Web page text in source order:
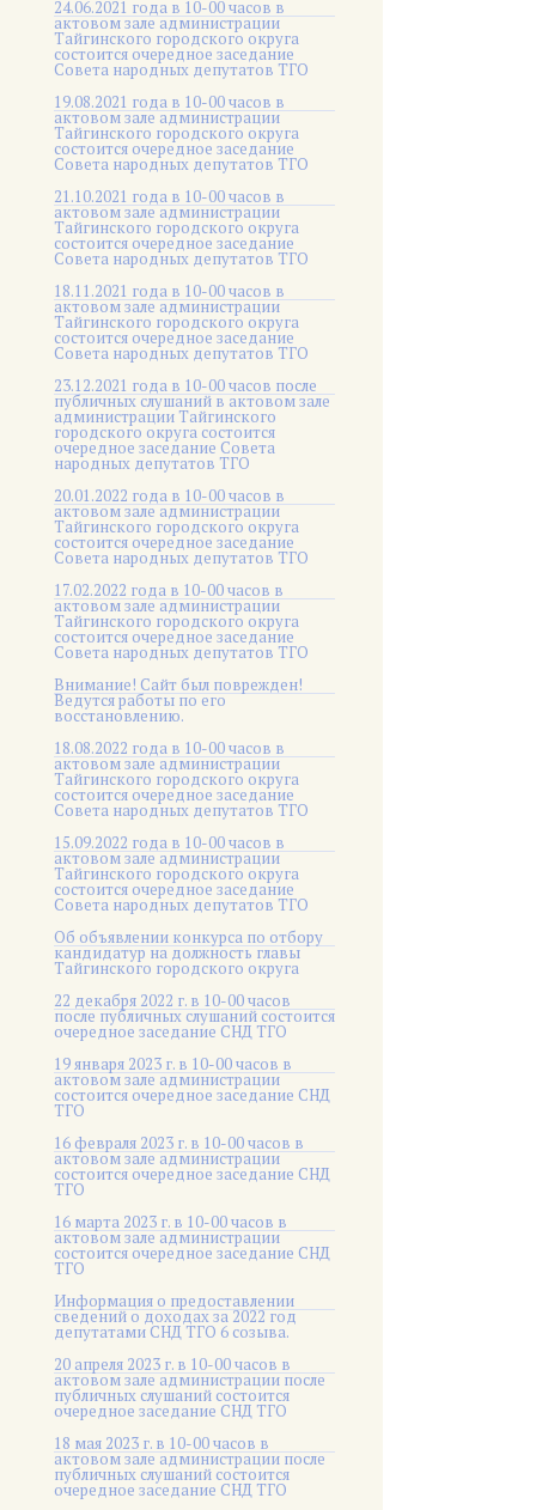
24.06.2021 года в 10-00 часов в
актовом зале администрации
Тайгинского городского округа
состоится очередное заседание
Совета народных депутатов ТГО
19.08.2021 года в 10-00 часов в
актовом зале администрации
Тайгинского городского округа
состоится очередное заседание
Совета народных депутатов ТГО
21.10.2021 года в 10-00 часов в
актовом зале администрации
Тайгинского городского округа
состоится очередное заседание
Совета народных депутатов ТГО
18.11.2021 года в 10-00 часов в
актовом зале администрации
Тайгинского городского округа
состоится очередное заседание
Совета народных депутатов ТГО
23.12.2021 года в 10-00 часов после
публичных слушаний в актовом зале
администрации Тайгинского
городского округа состоится
очередное заседание Совета
народных депутатов ТГО
20.01.2022 года в 10-00 часов в
актовом зале администрации
Тайгинского городского округа
состоится очередное заседание
Совета народных депутатов ТГО
17.02.2022 года в 10-00 часов в
актовом зале администрации
Тайгинского городского округа
состоится очередное заседание
Совета народных депутатов ТГО
Внимание! Сайт был поврежден!
Ведутся работы по его
восстановлению.
18.08.2022 года в 10-00 часов в
актовом зале администрации
Тайгинского городского округа
состоится очередное заседание
Совета народных депутатов ТГО
15.09.2022 года в 10-00 часов в
актовом зале администрации
Тайгинского городского округа
состоится очередное заседание
Совета народных депутатов ТГО
Об объявлении конкурса по отбору
кандидатур на должность главы
Тайгинского городского округа
22 декабря 2022 г. в 10-00 часов
после публичных слушаний состоится
очередное заседание СНД ТГО
19 января 2023 г. в 10-00 часов в
актовом зале администрации
состоится очередное заседание СНД
ТГО
16 февраля 2023 г. в 10-00 часов в
актовом зале администрации
состоится очередное заседание СНД
ТГО
16 марта 2023 г. в 10-00 часов в
актовом зале администрации
состоится очередное заседание СНД
ТГО
Информация о предоставлении
сведений о доходах за 2022 год
депутатами СНД ТГО 6 созыва.
20 апреля 2023 г. в 10-00 часов в
актовом зале администрации после
публичных слушаний состоится
очередное заседание СНД ТГО
18 мая 2023 г. в 10-00 часов в
актовом зале администрации после
публичных слушаний состоится
очередное заседание СНД ТГО